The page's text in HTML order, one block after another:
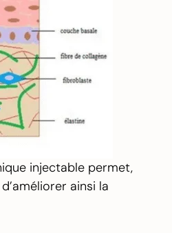
injectable permet,
ainsi la